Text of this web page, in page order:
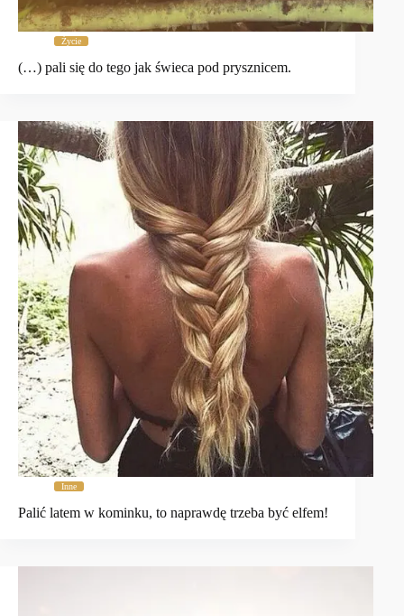
Życie
(…) pali się do tego jak świeca pod prysznicem.
Inne
Palić latem w kominku, to naprawdę trzeba być elfem!